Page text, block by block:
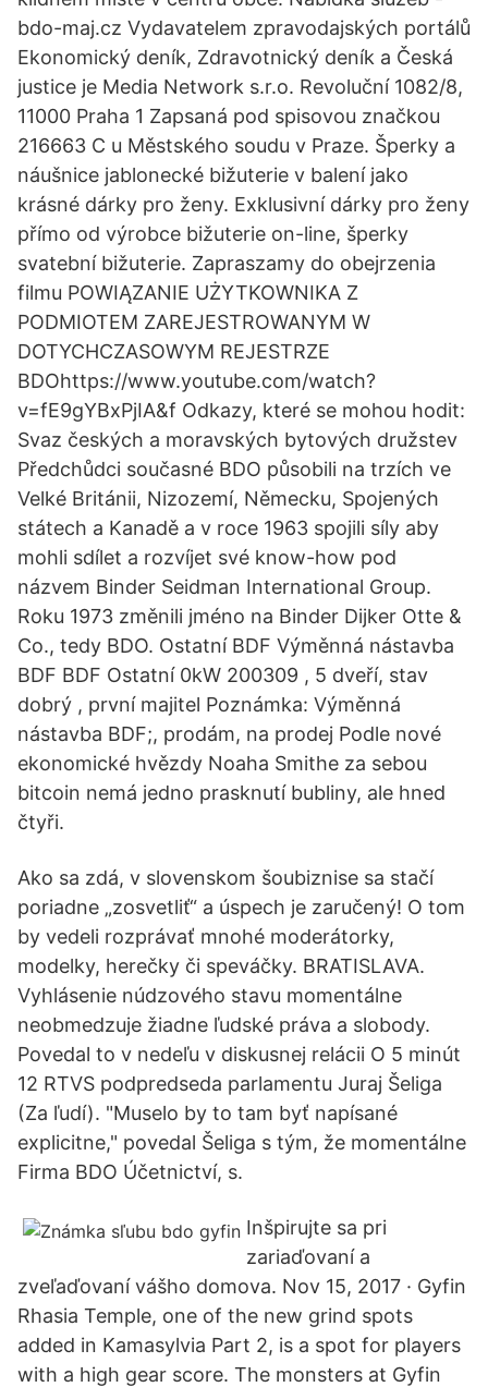
bdo-maj.cz Vydavatelem zpravodajských portálů
Ekonomický deník, Zdravotnický deník a Česká
justice je Media Network s.r.o. Revoluční 1082/8,
11000 Praha 1 Zapsaná pod spisovou značkou
216663 C u Městského soudu v Praze. Šperky a
náušnice jablonecké bižuterie v balení jako
krásné dárky pro ženy. Exklusivní dárky pro ženy
přímo od výrobce bižuterie on-line, šperky
svatební bižuterie. Zapraszamy do obejrzenia
filmu POWIĄZANIE UŻYTKOWNIKA Z
PODMIOTEM ZAREJESTROWANYM W
DOTYCHCZASOWYM REJESTRZE
BDOhttps://www.youtube.com/watch?
v=fE9gYBxPjIA&f Odkazy, které se mohou hodit:
Svaz českých a moravských bytových družstev
Předchůdci současné BDO působili na trzích ve
Velké Británii, Nizozemí, Německu, Spojených
státech a Kanadě a v roce 1963 spojili síly aby
mohli sdílet a rozvíjet své know-how pod
názvem Binder Seidman International Group.
Roku 1973 změnili jméno na Binder Dijker Otte &
Co., tedy BDO. Ostatní BDF Výměnná nástavba
BDF BDF Ostatní 0kW 200309 , 5 dveří, stav
dobrý , první majitel Poznámka: Výměnná
nástavba BDF;, prodám, na prodej Podle nové
ekonomické hvězdy Noaha Smithe za sebou
bitcoin nemá jedno prasknutí bubliny, ale hned
čtyři.
Ako sa zdá, v slovenskom šoubiznise sa stačí
poriadne „zosvetliť“ a úspech je zaručený! O tom
by vedeli rozprávať mnohé moderátorky,
modelky, herečky či speváčky. BRATISLAVA.
Vyhlásenie núdzového stavu momentálne
neobmedzuje žiadne ľudské práva a slobody.
Povedal to v nedeľu v diskusnej relácii O 5 minút
12 RTVS podpredseda parlamentu Juraj Šeliga
(Za ľudí). "Muselo by to tam byť napísané
explicitne," povedal Šeliga s tým, že momentálne
Firma BDO Účetnictví, s.
Inšpirujte sa pri
zariaďovaní a
zveľaďovaní vášho domova. Nov 15, 2017 · Gyfin
Rhasia Temple, one of the new grind spots
added in Kamasylvia Part 2, is a spot for players
with a high gear score. The monsters at Gyfin